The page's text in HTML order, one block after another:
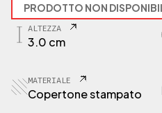
PRODOTTO NON
ALTEZZA
3.0 cm
MATERIALE
Copertone stampato